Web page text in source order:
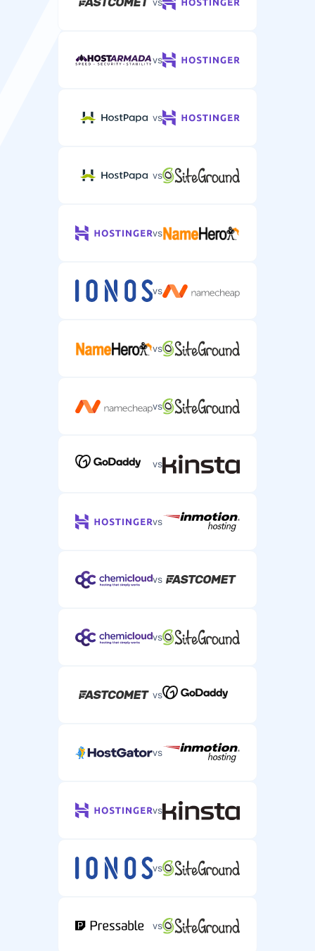
vs
vs
vs
vs
vs
vs
vs
vs
vs
vs
vs
vs
vs
vs
vs
vs
vs